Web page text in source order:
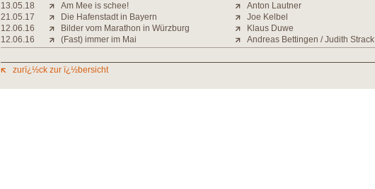
13.05.18
Am Mee is schee!
Anton Lautner
21.05.17
Die Hafenstadt in Bayern
Joe Kelbel
12.06.16
Bilder vom Marathon in Würzburg
Klaus Duwe
12.06.16
(Fast) immer im Mai Andreas Bettingen / Judith Strack
zurï¿½ck zur ï¿½bersicht